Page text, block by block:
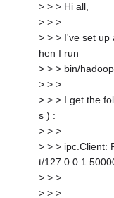
> > > Hi all,
> > >
> > > I've set up
hen I run
> > > bin/
> > >
> > > I get the
s ) :
> > >
> > > ipc.Client:
t/
> > >
> > >